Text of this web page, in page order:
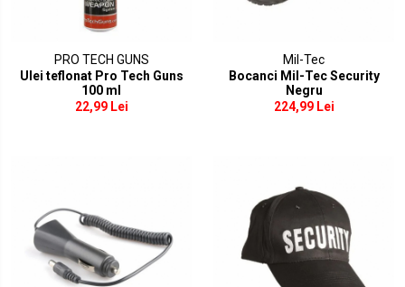
PRO TECH GUNS
Ulei teflonat Pro Tech Guns
100 ml
22,99 Lei
Mil-Tec
Bocanci Mil-Tec Security
Negru
224,99 Lei